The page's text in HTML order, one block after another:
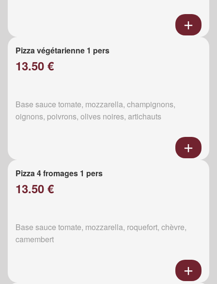
Pizza végétarienne 1 pers
13.50 €
Base sauce tomate, mozzarella, champignons,
oignons, poivrons, olives noires, artichauts
Pizza 4 fromages 1 pers
13.50 €
Base sauce tomate, mozzarella, roquefort, chèvre,
camembert